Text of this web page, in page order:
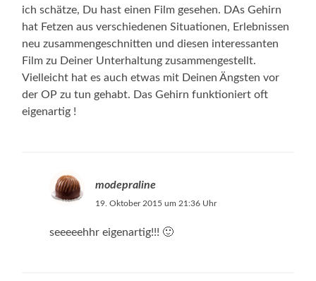
ich schätze, Du hast einen Film gesehen. DAs Gehirn
hat Fetzen aus verschiedenen Situationen, Erlebnissen
neu zusammengeschnitten und diesen interessanten
Film zu Deiner Unterhaltung zusammengestellt.
Vielleicht hat es auch etwas mit Deinen Ängsten vor
der OP zu tun gehabt. Das Gehirn funktioniert oft
eigenartig !
modepraline
19. Oktober 2015 um 21:36 Uhr
seeeeehhr eigenartig!!! 🙂